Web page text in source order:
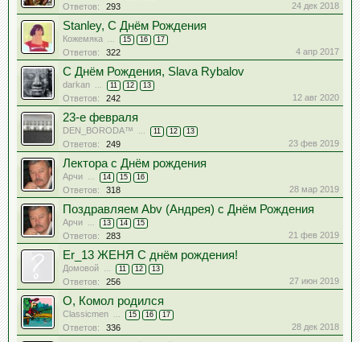
Ответов: 293 24 дек 2018
Stanley, С Днём Рождения
Кожемяка ... 15 16 17
Ответов: 322 4 апр 2017
С Днём Рождения, Slava Rybalov
darkan ... 11 12 13
Ответов: 242 12 авг 2020
23-е февраля
DEN_BORODA™ ... 11 12 13
Ответов: 249 23 фев 2019
Лектора с Днём рождения
Арчи ... 14 15 16
Ответов: 318 28 мар 2019
Поздравляем Abv (Андрея) с Днём Рождения
Арчи ... 13 14 15
Ответов: 283 21 фев 2019
Er_13 ЖЕНЯ С днём рождения!
Домовой ... 11 12 13
Ответов: 256 27 июн 2019
О, Комол родился
Classicmen ... 15 16 17
Ответов: 336 28 дек 2018